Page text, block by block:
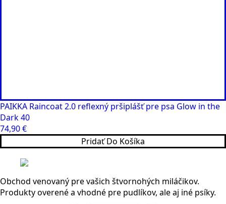
PAIKKA Raincoat 2.0 reflexný pršiplášť pre psa Glow in the
Dark 40
74,90€
Pridať Do Košíka
Obchod venovaný pre vašich štvornohých miláčikov.
Produkty overené a vhodné pre pudlíkov, ale aj iné psíky.